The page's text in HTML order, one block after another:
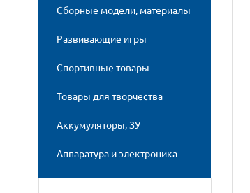
Сборные модели, материалы
Развивающие игры
Спортивные товары
Товары для творчества
Аккумуляторы, ЗУ
Аппаратура и электроника